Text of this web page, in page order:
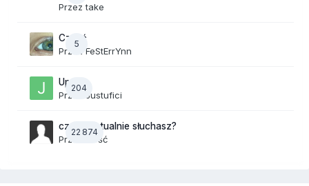
Przeztake
5
Cześć
Przez FeStErrYnn
204
Upały
PrzezJustufici
22 874
czego aktualnie słuchasz?
Przez Gość